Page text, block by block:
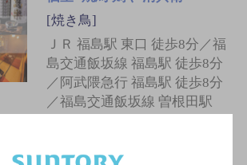
[焼き鳥]
ＪＲ 福島駅 東口 徒歩8分／福
島交通飯坂線 福島駅 徒歩8分
／阿武隈急行 福島駅 徒歩8分
／福島交通飯坂線 曽根田駅